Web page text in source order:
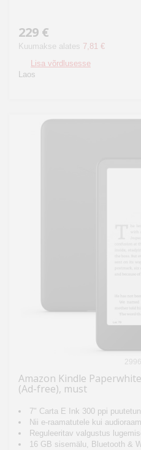
229 €
Kuumakse alates 7,81 €
Lisa võrdlusesse
Laos
Amazon Kindle
(Ad-free), must
7" Carta E Ink 300 ppi
Nii e-raamatutele kui
Reguleeritav valgustus
16 GB sisemälu, Bluetooth &